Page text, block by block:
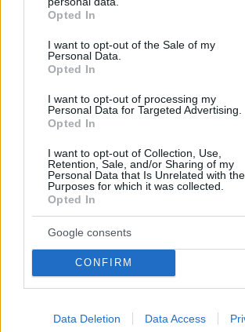
grant or deny consent to Google and its
use your data for below specified purposes
consent section.
Opted In
I want to opt-out of the Sale of my
Personal Data.
Opted In
I want to opt-out of processing my
Personal Data for Targeted Advertising.
Opted In
I want to opt-out of Collection, Use,
Retention, Sale, and/or Sharing of my
Personal Data that Is Unrelated with the
Purposes for which it was collected.
Opted In
Google consents
CONFIRM
Data Deletion Data Access
χέρια σας στη γάτα σας
Το street food στα καλύτερά του: 5
αθηναϊκές καντίνες και σουβλατζίδικα
Καλοκαιρινές εικόνες διασημοτήτων
έως σήμερα
Στο μικροσκόπιο τα αιολικά πάρκα σε
μετά τη μεγάλη φωτιά στη Βοιωτία,
παραγγελία στη ΔΑΕΕ
Λιμενικό καταδίωξε δύο άνδρες που
από ιχθυοκαλλιέργεια στη Σούδα,
πριν 24 λεπτά
έντρομος ο κόσμος βγήκε στους
πριν 29 λεπτά